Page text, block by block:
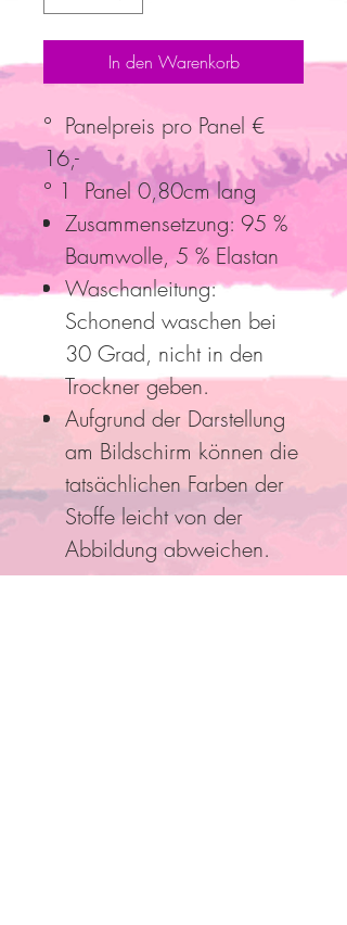
In den Warenkorb
° Panelpreis pro Panel €
16,-
° 1 Panel 0,80cm lang
Zusammensetzung: 95 %
Baumwolle, 5 % Elastan
Waschanleitung:
Schonend waschen bei
30 Grad, nicht in den
Trockner geben.
Aufgrund der Darstellung
am Bildschirm können die
tatsächlichen Farben der
Stoffe leicht von der
Abbildung abweichen.